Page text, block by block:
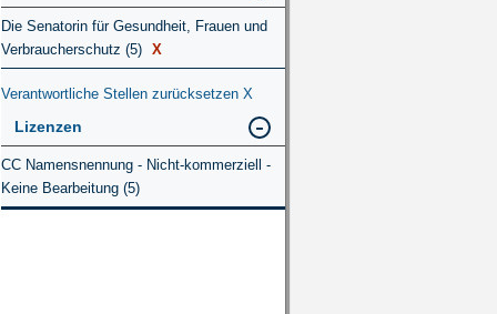
Die Senatorin für Gesundheit, Frauen und
Verbraucherschutz (5) X
Verantwortliche Stellen zurücksetzen X
Lizenzen
CC Namensnennung - Nicht-kommerziell -
Keine Bearbeitung (5)